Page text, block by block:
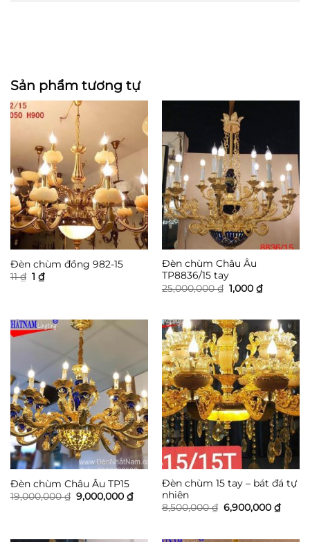
Sản phẩm tương tự
Đèn chùm đồng 982-15
11₫ Giá
gốc
1 ₫Giá
hiện
Đèn chùm Châu Âu
TP8836/15 tay
25,000,000₫ Giá
gốc
1,000 ₫Giá
hiện
1,000 ₫.
Đèn chùm Châu Âu TP15
19,000,000₫ Giá
gốc
9,000,000 ₫Giá
hiện
Đèn chùm 15 tay – bát đá tự
nhiên
8,500,000₫ Giá
gốc
6,900,000 ₫Giá
hiện